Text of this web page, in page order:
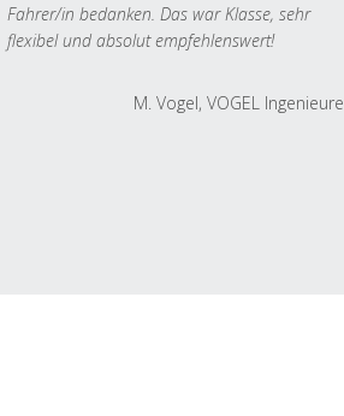
Fahrer/in bedanken. Das war Klasse, sehr
flexibel und absolut empfehlenswert!
M. Vogel, VOGEL Ingenieure